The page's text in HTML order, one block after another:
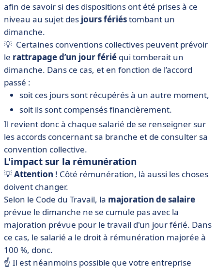
afin de savoir si des dispositions ont été prises à ce
niveau au sujet des jours fériéstombant un
dimanche.
💡 Certaines conventions collectives peuvent prévoir
le rattrapage d’un jour férié qui tomberait un
dimanche. Dans ce cas, et en fonction de l’accord
passé :
soit ces jours sont récupérés à un autre moment,
soit ils sont compensés financièrement.
Il revient donc à chaque salarié de se renseigner sur
les accords concernant sa branche et de consulter sa
convention collective.
L'impact sur la rémunération
💡Attention ! Côté rémunération, là aussi les choses
doivent changer.
Selon le Code du Travail, la majoration de salaire
prévue le dimanche ne se cumule pas avec la
majoration prévue pour le travail d'un jour férié. Dans
ce cas, le salarié a le droit à rémunération majorée à
100 %, donc.
☝️ Il est néanmoins possible que votre entreprise